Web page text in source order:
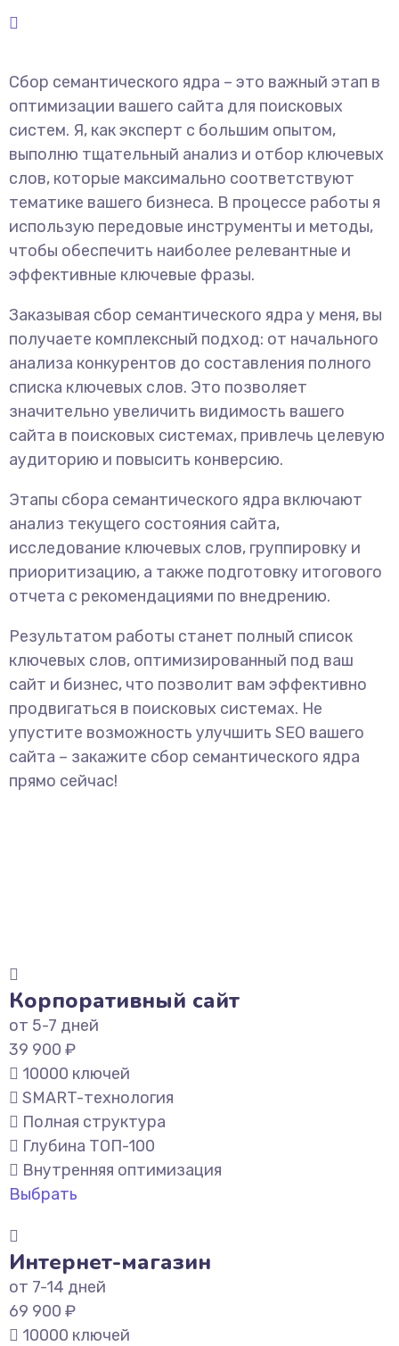
Сбор семантического ядра – это важный этап в
оптимизации вашего сайта для поисковых
систем. Я, как эксперт с большим опытом,
выполню тщательный анализ и отбор ключевых
слов, которые максимально соответствуют
тематике вашего бизнеса. В процессе работы я
использую передовые инструменты и методы,
чтобы обеспечить наиболее релевантные и
эффективные ключевые фразы.
Заказывая сбор семантического ядра у меня, вы
получаете комплексный подход: от начального
анализа конкурентов до составления полного
списка ключевых слов. Это позволяет
значительно увеличить видимость вашего
сайта в поисковых системах, привлечь целевую
аудиторию и повысить конверсию.
Этапы сбора семантического ядра включают
анализ текущего состояния сайта,
исследование ключевых слов, группировку и
приоритизацию, а также подготовку итогового
отчета с рекомендациями по внедрению.
Результатом работы станет полный список
ключевых слов, оптимизированный под ваш
сайт и бизнес, что позволит вам эффективно
продвигаться в поисковых системах. Не
упустите возможность улучшить SEO вашего
сайта – закажите сбор семантического ядра
прямо сейчас!
Корпоративный сайт
от 5-7 дней
39 900 ₽
10000 ключей
SMART-технология
Полная структура
Глубина ТОП-100
Внутренняя оптимизация
Выбрать
Интернет-магазин
от 7-14 дней
69 900 ₽
10000 ключей